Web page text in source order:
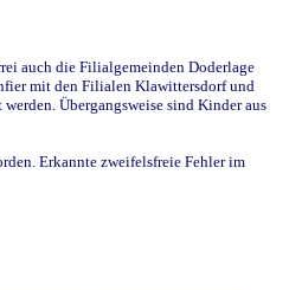
auch die Filialgemeinden Doderlage
mit den Filialen Klawittersdorf und
Übergangsweise sind Kinder aus
Erkannte zweifelsfreie Fehler im